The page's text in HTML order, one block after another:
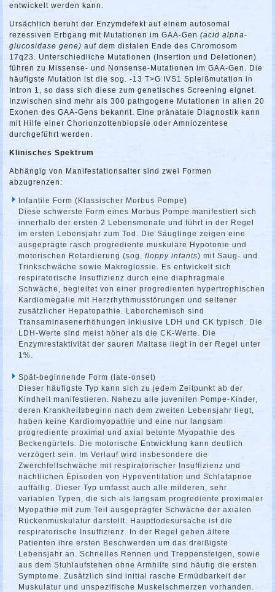
entwickelt werden kann.
Ursächlich beruht der Enzymdefekt auf einem autosomal
rezessiven Erbgang mit Mutationen im GAA-Gen(acid alpha-
glucosidase gene) auf dem distalen Ende des Chromosom
17q23. Unterschiedliche Mutationen (Insertion und Deletionen)
führen zu Missense- und Nonsense-Mutationen im GAA-Gen. Die
häufigste Mutation ist die sog. -13 T>G IVS1 Spleißmutation in
Intron 1, so dass sich diese zum genetisches Screening eignet.
Inzwischen sind mehr als 300 pathgogene Mutationen in allen 20
Exonen des GAA-Gens bekannt. Eine pränatale Diagnostik kann
mit Hilfe einer Chorionzottenbiopsie oder Amniozentese
durchgeführt werden.
Klinisches Spektrum
Abhängig von Manifestationsalter sind zwei Formen
abzugrenzen:
Infantile Form (Klassischer Morbus Pompe)
Diese schwerste Form eines Morbus Pompe manifestiert sich
innerhalb der ersten 2 Lebensmonate und führt in der Regel
im ersten Lebensjahr zum Tod. Die Säuglinge zeigen eine
ausgeprägte rasch progrediente muskuläre Hypotonie und
motorischen Retardierung (sog.floppy infants) mit Saug- und
Trinkschwäche sowie Makroglossie. Es entwickelt sich
respiratorische Insuffizienz durch eine diaphragmale
Schwäche, begleitet von einer progredienten hypertrophischen
Kardiomegalie mit Herzrhythmusstörungen und seltener
zusätzlicher Hepatopathie. Laborchemisch sind
Transaminasenerhöhungen inklusive LDH und CK typisch. Die
LDH-Werte sind meist höher als die CK-Werte. Die
Enzymrestaktivität der sauren Maltase liegt in der Regel unter
1%.
Spät-beginnende Form (late-onset)
Dieser häufigste Typ kann sich zu jedem Zeitpunkt ab der
Kindheit manifestieren. Nahezu alle juvenilen Pompe-Kinder,
deren Krankheitsbeginn nach dem zweiten Lebensjahr liegt,
haben keine Kardiomyopathie und eine nur langsam
progrediente proximal und axial betonte Myopathie des
Beckengürtels. Die motorische Entwicklung kann deutlich
verzögert sein. Im Verlauf wird insbesondere die
Zwerchfellschwäche mit respiratorischer Insuffizienz und
nächtlichen Episoden von Hypoventilation und Schlafapnoe
auffällig. Dieser Typ umfasst auch alle milderen, sehr
variablen Typen, die sich als langsam progrediente proximaler
Myopathie mit zum Teil ausgeprägter Schwäche der axialen
Rückenmuskulatur darstellt. Haupttodesursache ist die
respiratorische Insuffizienz. In der Regel geben ältere
Patienten ihre ersten Beschwerden um das dreißigste
Lebensjahr an. Schnelles Rennen und Treppensteigen, sowie
aus dem Stuhlaufstehen ohne Armhilfe sind häufig die ersten
Symptome. Zusätzlich sind initial rasche Ermüdbarkeit der
Muskulatur und unspezifische Muskelschmerzen vorhanden.